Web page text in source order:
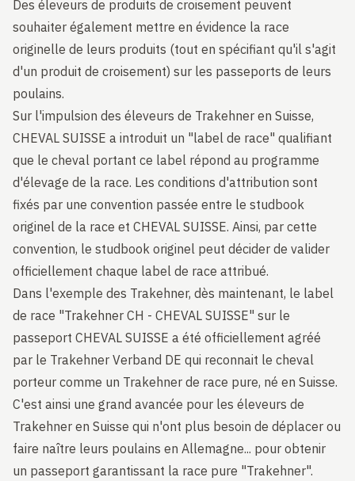
Des éleveurs de produits de croisement peuvent
souhaiter également mettre en évidence la race
originelle de leurs produits (tout en spécifiant qu'il s'agit
d'un produit de croisement) sur les passeports de leurs
poulains.
Sur l'impulsion des éleveurs de Trakehner en Suisse,
CHEVAL SUISSE a introduit un "label de race" qualifiant
que le cheval portant ce label répond au programme
d'élevage de la race. Les conditions d'attribution sont
fixés par une convention passée entre le studbook
originel de la race et CHEVAL SUISSE. Ainsi, par cette
convention, le studbook originel peut décider de valider
officiellement chaque label de race attribué.
Dans l'exemple des Trakehner, dès maintenant, le label
de race "Trakehner CH - CHEVAL SUISSE" sur le
passeport CHEVAL SUISSE a été officiellement agréé
par le Trakehner Verband DE qui reconnait le cheval
porteur comme un Trakehner de race pure, né en Suisse.
C'est ainsi une grand avancée pour les éleveurs de
Trakehner en Suisse qui n'ont plus besoin de déplacer ou
faire naître leurs poulains en Allemagne... pour obtenir
un passeport garantissant la race pure "Trakehner".